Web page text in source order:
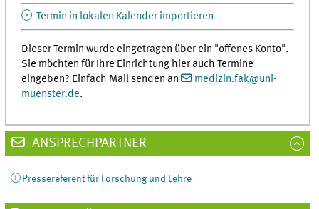
Termin in lokalen Kalender importieren
Dieser Termin wurde eingetragen über ein "offenes Konto".
Sie möchten für Ihre Einrichtung hier auch Termine
eingeben? Einfach Mail senden an
medizin.fak@uni-
muenster.de.
ANSPRECHPARTNER
Pressereferent für Forschung und Lehre